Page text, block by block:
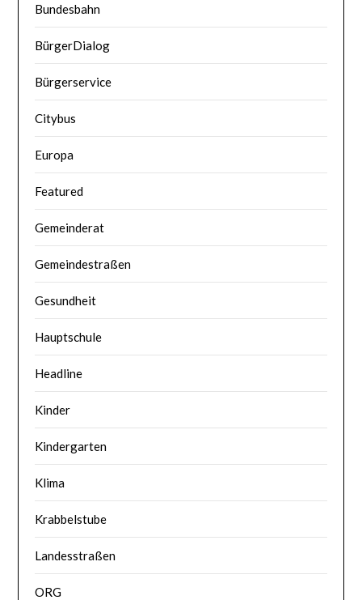
Bundesbahn
BürgerDialog
Bürgerservice
Citybus
Europa
Featured
Gemeinderat
Gemeindestraßen
Gesundheit
Hauptschule
Headline
Kinder
Kindergarten
Klima
Krabbelstube
Landesstraßen
ORG